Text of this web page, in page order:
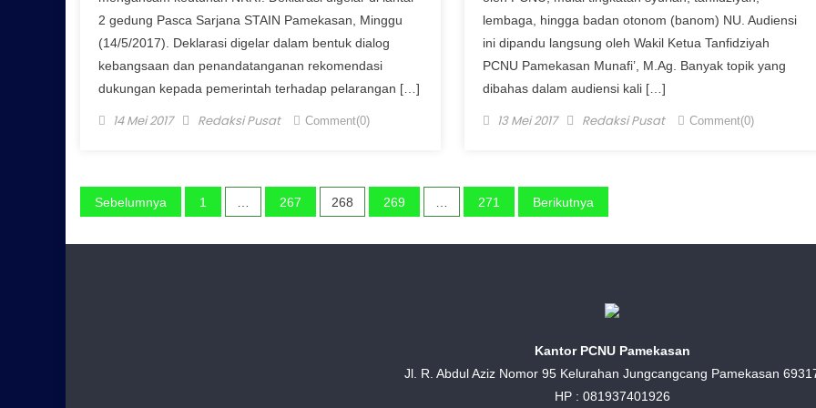
2 gedung Pasca Sarjana STAIN Pamekasan, Minggu
(14/5/2017). Deklarasi digelar dalam bentuk dialog
kebangsaan dan penandatanganan rekomendasi
dukungan kepada pemerintah terhadap pelarangan […]
Posted on
14 Mei 2017 Author
Redaksi Pusat Comment(0)
lembaga, hingga badan otonom (banom) NU. Audiensi
ini dipandu langsung oleh Wakil Ketua Tanfidziyah
PCNU Pamekasan Munafi’, M.Ag. Banyak topik yang
dibahas dalam audiensi kali […]
Posted on
13 Mei 2017 Author
Redaksi Pusat Comment(0)
Navigasi pos
Sebelumnya 1 267 268 269 271 Berikutnya
Kantor PCNU Pamekasan
Jl. R. Abdul Aziz Nomor 95 Kelurahan Jungcangcang Pamekasan
HP : 081937401926